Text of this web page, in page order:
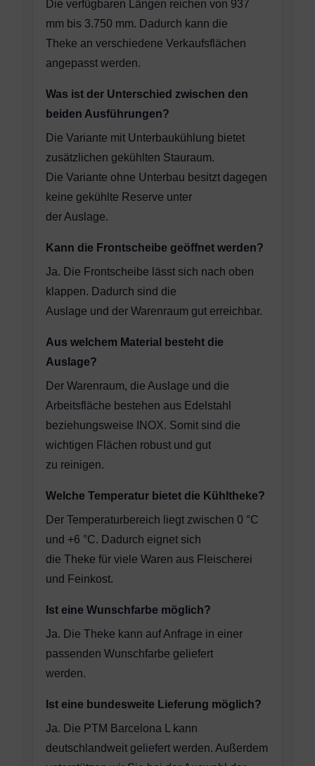
Die verfügbaren Längen reichen von 937
mm bis 3.750 mm. Dadurch kann die
Theke an verschiedene Verkaufsflächen
angepasst werden.
Was ist der Unterschied zwischen den
beiden Ausführungen?
Die Variante mit Unterbaukühlung bietet
zusätzlichen gekühlten Stauraum.
Die Variante ohne Unterbau besitzt dagegen
keine gekühlte Reserve unter
der Auslage.
Kann die Frontscheibe geöffnet werden?
Ja. Die Frontscheibe lässt sich nach oben
klappen. Dadurch sind die
Auslage und der Warenraum gut erreichbar.
Aus welchem Material besteht die
Auslage?
Der Warenraum, die Auslage und die
Arbeitsfläche bestehen aus Edelstahl
beziehungsweise INOX. Somit sind die
wichtigen Flächen robust und gut
zu reinigen.
Welche Temperatur bietet die Kühltheke?
Der Temperaturbereich liegt zwischen 0 °C
und +6 °C. Dadurch eignet sich
die Theke für viele Waren aus Fleischerei
und Feinkost.
Ist eine Wunschfarbe möglich?
Ja. Die Theke kann auf Anfrage in einer
passenden Wunschfarbe geliefert
werden.
Ist eine bundesweite Lieferung möglich?
Ja. Die PTM Barcelona L kann
deutschlandweit geliefert werden. Außerdem